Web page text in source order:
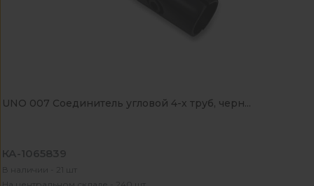
UNO 007 Соединитель угловой 4-х труб, черн...
КА-1065839
В наличии - 21 шт